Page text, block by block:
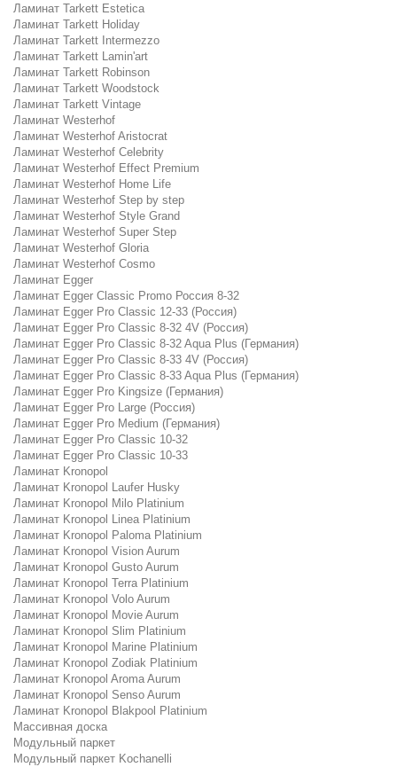
Ламинат Tarkett Estetica
Ламинат Tarkett Holiday
Ламинат Tarkett Intermezzo
Ламинат Tarkett Lamin'art
Ламинат Tarkett Robinson
Ламинат Tarkett Woodstock
Ламинат Tarkett Vintage
Ламинат Westerhof
Ламинат Westerhof Aristocrat
Ламинат Westerhof Celebrity
Ламинат Westerhof Effect Premium
Ламинат Westerhof Home Life
Ламинат Westerhof Step by step
Ламинат Westerhof Style Grand
Ламинат Westerhof Super Step
Ламинат Westerhof Gloria
Ламинат Westerhof Cosmo
Ламинат Egger
Ламинат Egger Classic Promo Россия 8-32
Ламинат Egger Pro Classic 12-33 (Россия)
Ламинат Egger Pro Classic 8-32 4V (Россия)
Ламинат Egger Pro Classic 8-32 Aqua Plus (Германия)
Ламинат Egger Pro Classic 8-33 4V (Россия)
Ламинат Egger Pro Classic 8-33 Aqua Plus (Германия)
Ламинат Egger Pro Kingsize (Германия)
Ламинат Egger Pro Large (Россия)
Ламинат Egger Pro Medium (Германия)
Ламинат Egger Pro Classic 10-32
Ламинат Egger Pro Classic 10-33
Ламинат Kronopol
Ламинат Kronopol Laufer Husky
Ламинат Kronopol Milo Platinium
Ламинат Kronopol Linea Platinium
Ламинат Kronopol Paloma Platinium
Ламинат Kronopol Vision Aurum
Ламинат Kronopol Gusto Aurum
Ламинат Kronopol Terra Platinium
Ламинат Kronopol Volo Aurum
Ламинат Kronopol Movie Aurum
Ламинат Kronopol Slim Platinium
Ламинат Kronopol Marine Platinium
Ламинат Kronopol Zodiak Platinium
Ламинат Kronopol Aroma Aurum
Ламинат Kronopol Senso Aurum
Ламинат Kronopol Blakpool Platinium
Массивная доска
Модульный паркет
Модульный паркет Kochanelli